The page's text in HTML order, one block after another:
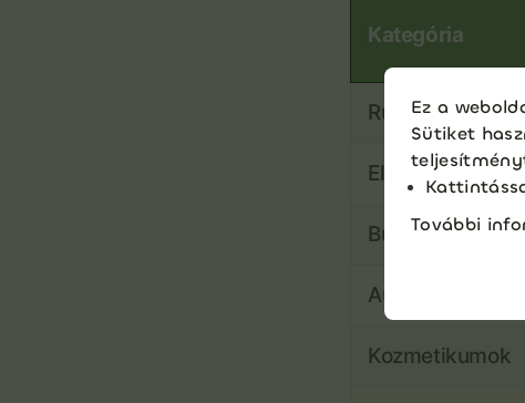
Kategória
Ruházat, cipő
Elektronikai
Bútorok
Autók, járművek
Kozmetikumok
Ez a
Sütiket
További